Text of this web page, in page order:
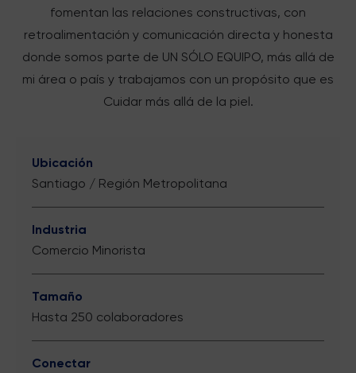
fomentan las relaciones constructivas, con
retroalimentación y comunicación directa y honesta
donde somos parte de UN SÓLO EQUIPO, más allá de
mi área o país y trabajamos con un propósito que es
Cuidar más allá de la piel.
Ubicación
Santiago / Región Metropolitana
Industria
Comercio Minorista
Tamaño
Hasta 250 colaboradores
Conectar